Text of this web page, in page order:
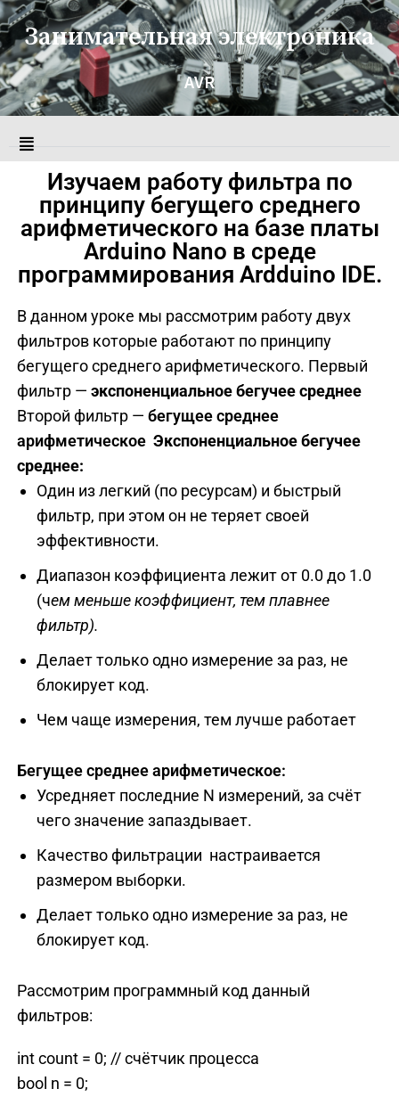
Занимательная электроника
AVR
Изучаем работу фильтра по
принципу бегущего среднего
арифметического на базе платы
Arduino Nano в среде
программирования Ardduino IDE.
В данном уроке мы рассмотрим работу двух
фильтров которые работают по принципу
бегущего среднего арифметического. Первый
фильтр — экспоненциальное бегучее среднее
Второй фильтр — бегущее среднее
арифметическое Экспоненциальное бегучее
среднее:
Один из легкий (по ресурсам) и быстрый
фильтр, при этом он не теряет своей
эффективности.
Диапазон коэффициента лежит от 0.0 до 1.0
(чем меньше коэффициент, тем плавнее
фильтр).
Делает только одно измерение за раз, не
блокирует код.
Чем чаще измерения, тем лучше работает
Бегущее среднее арифметическое:
Усредняет последние N измерений, за счёт
чего значение запаздывает.
Качество фильтрации настраивается
размером выборки.
Делает только одно измерение за раз, не
блокирует код.
Рассмотрим программный код данный
фильтров:
int count = 0; // счётчик процесса
bool n = 0;